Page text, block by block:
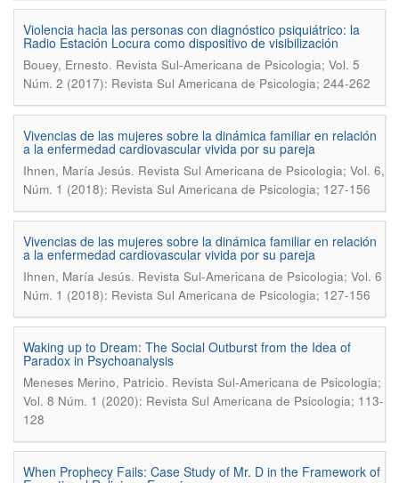
Violencia hacia las personas con diagnóstico psiquiátrico: la
Radio Estación Locura como dispositivo de visibilización
Bouey, Ernesto. Revista Sul-Americana de Psicologia; Vol. 5
Núm. 2 (2017): Revista Sul Americana de Psicologia; 244-262
Vivencias de las mujeres sobre la dinámica familiar en relación
a la enfermedad cardiovascular vivida por su pareja
Ihnen, María Jesús. Revista Sul Americana de Psicologia; Vol. 6,
Núm. 1 (2018): Revista Sul Americana de Psicologia; 127-156
Vivencias de las mujeres sobre la dinámica familiar en relación
a la enfermedad cardiovascular vivida por su pareja
Ihnen, Marí­a Jesús. Revista Sul-Americana de Psicologia; Vol. 6
Núm. 1 (2018): Revista Sul Americana de Psicologia; 127-156
Waking up to Dream: The Social Outburst from the Idea of
Paradox in Psychoanalysis
Meneses Merino, Patricio. Revista Sul-Americana de Psicologia;
Vol. 8 Núm. 1 (2020): Revista Sul Americana de Psicologia; 113-
128
When Prophecy Fails: Case Study of Mr. D in the Framework of